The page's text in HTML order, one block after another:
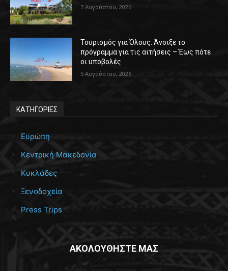
7 Αυγούστου, 2026
Τουρισμός για Όλους: Άνοιξε το
πρόγραμμα για τις αιτήσεις – Έως πότε
οι υποβολές
5 Αυγούστου, 2026
ΚΑΤΗΓΟΡΙΕΣ
Ευρώπη
Κεντρική Μακεδονία
Κυκλάδες
Ξενοδοχεία
Press Trips
ΑΚΟΛΟΥΘΗΣΤΕ ΜΑΣ